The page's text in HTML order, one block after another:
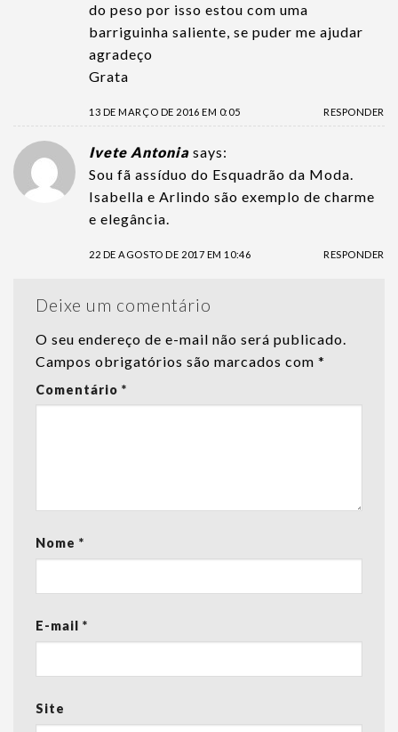
do peso por isso estou com uma
barriguinha saliente, se puder me ajudar
agradeço
Grata
13 DE MARÇO DE 2016 EM 0:05 RESPONDER
Ivete Antonia says:
Sou fã assíduo do Esquadrão da Moda.
Isabella e Arlindo são exemplo de charme
e elegância.
22 DE AGOSTO DE 2017 EM 10:46 RESPONDER
Deixe um comentário
O seu endereço de e-mail não será publicado.
Campos obrigatórios são marcados com *
Comentário *
Nome *
E-mail *
Site